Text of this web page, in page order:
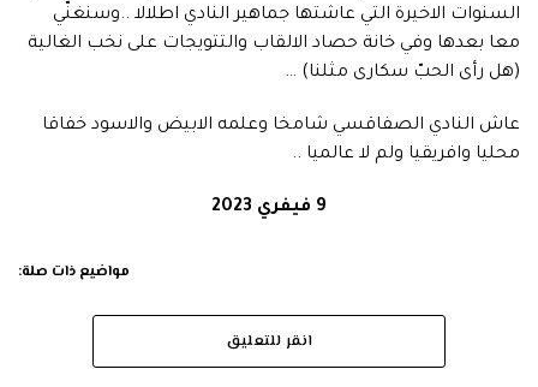
السنوات الاخيرة التي عاشتها جماهير النادي اطلالا ..وسنغنّي
معا بعدها وفي خانة حصاد الالقاب والتتويجات على نخب الغالية
(هل رأى الحبّ سكارى مثلنا) …
عاش النادي الصفاقسي شامخا وعلمه الابيض والاسود خفاقا
محليا وافريقيا ولم لا عالميا ..
9 فيفري 2023
مواضيع ذات صلة:
انقر للتعليق